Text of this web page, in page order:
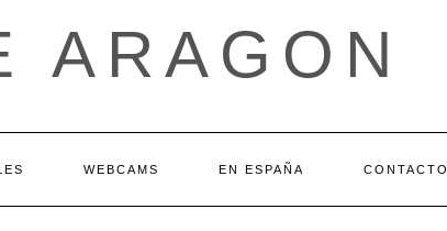
ARAGON
WEBCAMS EN ESPAÑA CONTACTO